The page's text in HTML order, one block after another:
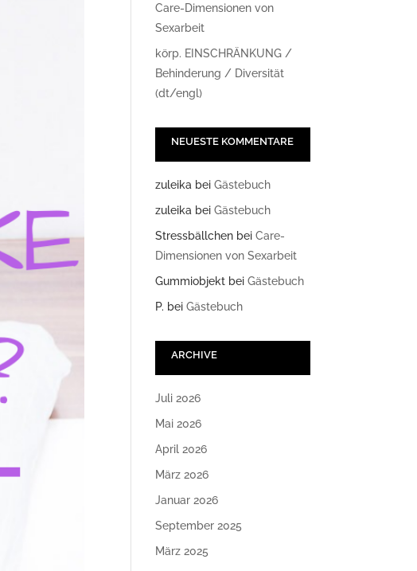
Care-Dimensionen von
Sexarbeit
körp. EINSCHRÄNKUNG /
Behinderung / Diversität
(dt/engl)
NEUESTE KOMMENTARE
zuleika beiGästebuch
zuleika beiGästebuch
Stressbällchen beiCare-
Dimensionen von Sexarbeit
Gummiobjekt beiGästebuch
P. beiGästebuch
ARCHIVE
Juli 2026
Mai 2026
April 2026
März 2026
Januar 2026
September 2025
März 2025